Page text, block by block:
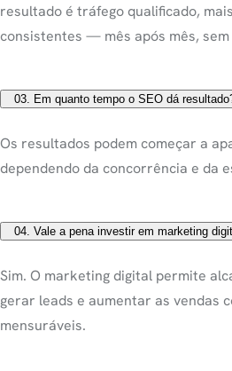
resultado é tráfego qualificado,
consistentes — mês após mês,
03. Em quanto tempo o SEO dá
Os resultados podem começar a
dependendo da concorrência e da
04. Vale a pena investir em marketing
Sim. O marketing digital permite
gerar leads e aumentar as vendas
mensuráveis.